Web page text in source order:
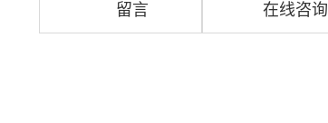
留言 在线咨询